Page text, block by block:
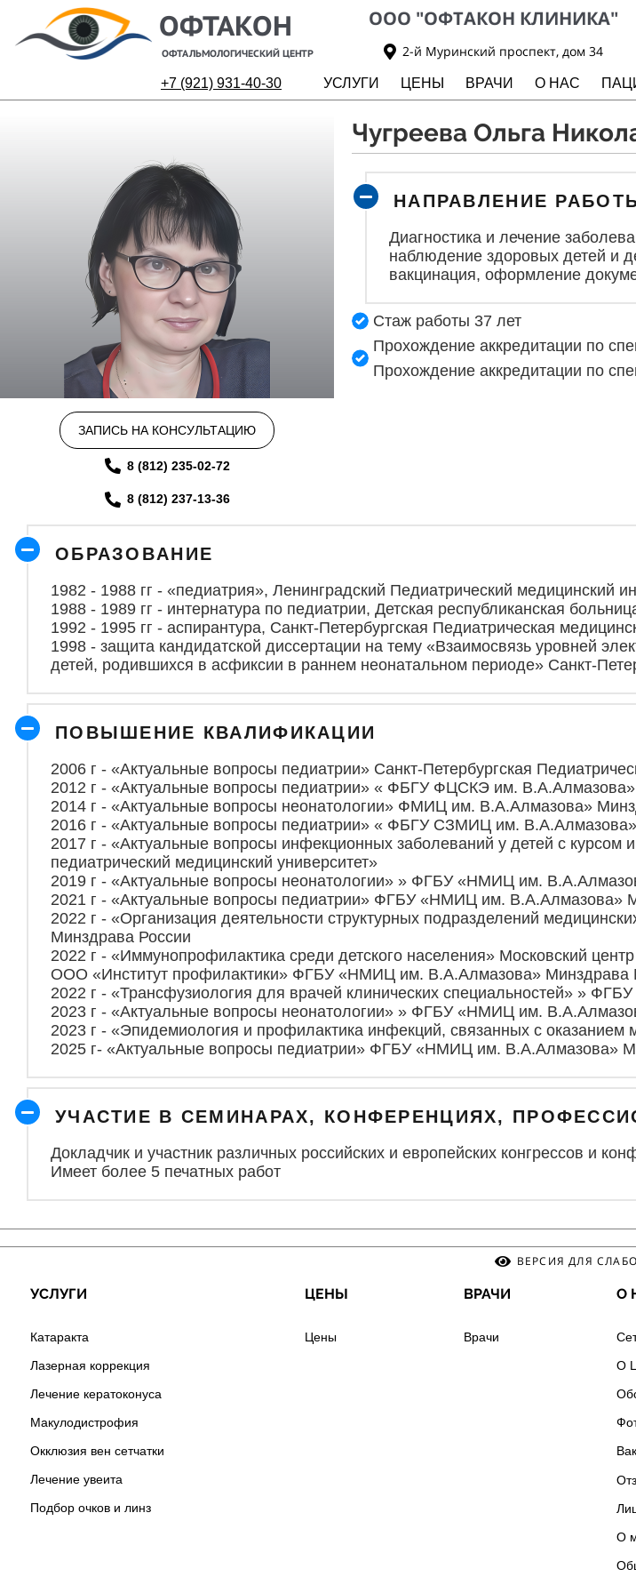
ОФТАКОН
ОФТАЛЬМОЛОГИЧЕСКИЙ ЦЕНТР
ООО "ОФТАКОН КЛИНИКА"
2-й Муринский проспект, дом 34
+7 (921) 931-40-30 УСЛУГИ ЦЕНЫ ВРАЧИ О НАС
ЗАПИСЬ НА КОНСУЛЬТАЦИЮ
8 (812) 235-02-72
8 (812) 237-13-36
Чугреева Ольга
НАПРАВЛЕНИЕ
Диагностика и лечение
наблюдение здоровых детей и
вакцинация, оформление
Стаж работы 37 лет
Прохождение аккредитации по
Прохождение аккредитации по
ОБРАЗОВАНИЕ
1982 - 1988 гг - «педиатрия», Ленинградский Педиатрический медицинский
1988 - 1989 гг - интернатура по педиатрии, Детская республиканская
1992 - 1995 гг - аспирантура, Санкт-Петербургская Педиатрическая
1998 - защита кандидатской диссертации на тему «Взаимосвязь уровней
детей, родившихся в асфиксии в раннем неонатальном периоде» Санкт-
ПОВЫШЕНИЕ КВАЛИФИКАЦИИ
2006 г - «Актуальные вопросы педиатрии» Санкт-Петербургская
2012 г - «Актуальные вопросы педиатрии» « ФБГУ ФЦСКЭ им.
2014 г - «Актуальные вопросы неонатологии» ФМИЦ им. В.А.Алмазова»
2016 г - «Актуальные вопросы педиатрии» « ФБГУ СЗМИЦ им.
2017 г - «Актуальные вопросы инфекционных заболеваний у детей с курсом
педиатрический медицинский университет»
2019 г - «Актуальные вопросы неонатологии» » ФГБУ «НМИЦ им.
2021 г - «Актуальные вопросы педиатрии» ФГБУ «НМИЦ им. В.А.Алмазова»
2022 г - «Организация деятельности структурных подразделений
Минздрава России
2022 г - «Иммунопрофилактика среди детского населения» Московский
ООО «Институт профилактики» ФГБУ «НМИЦ им. В.А.Алмазова» Минздрава
2022 г - «Трансфузиология для врачей клинических специальностей» »
2023 г - «Актуальные вопросы неонатологии» » ФГБУ «НМИЦ им.
2023 г - «Эпидемиология и профилактика инфекций, связанных с
2025 г- «Актуальные вопросы педиатрии» ФГБУ «НМИЦ им. В.А.Алмазова»
УЧАСТИЕ В СЕМИНАРАХ, КОНФЕРЕНЦИЯХ,
Докладчик и участник различных российских и европейских конгрессов и
Имеет более 5 печатных работ
ВЕРСИЯ ДЛЯ
УСЛУГИ
Катаракта
Лазерная коррекция
Лечение кератоконуса
Макулодистрофия
Окклюзия вен сетчатки
Лечение увеита
Подбор очков и линз
ЦЕНЫ
Цены
ВРАЧИ
Врачи
О
О
О